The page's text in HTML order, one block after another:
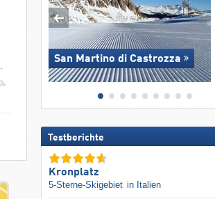
San Martino di Castrozza
Testberichte
Kronplatz
5-Sterne-Skigebiet in Italien